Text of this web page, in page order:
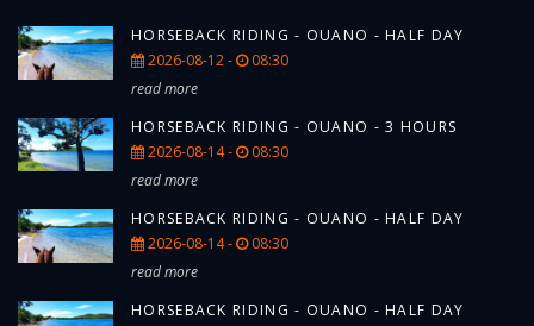
HORSEBACK RIDING - OUANO - HALF DAY
2026-08-12 -
08:30
read more
HORSEBACK RIDING - OUANO - 3 HOURS
2026-08-14 -
08:30
read more
HORSEBACK RIDING - OUANO - HALF DAY
2026-08-14 -
08:30
read more
HORSEBACK RIDING - OUANO - HALF DAY